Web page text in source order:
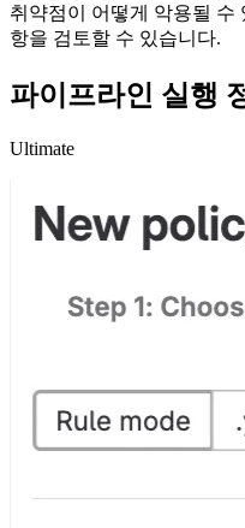
취약점이 어떻게 악용될 수
항을 검토할 수 있습니다.
파이프라인 실행
Ultimate